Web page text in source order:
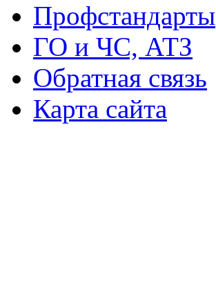
Профстандарты
ГО и ЧС, АТЗ
Обратная связь
Карта сайта